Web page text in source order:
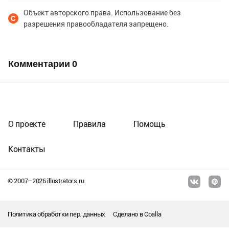
Объект авторского права. Использование без
разрешения правообладателя запрещено.
Комментарии 0
© 2007–2026illustrators.ru
О проекте Правила Помощь
Контакты
Политика обработки пер. данных Сделано вCoalla